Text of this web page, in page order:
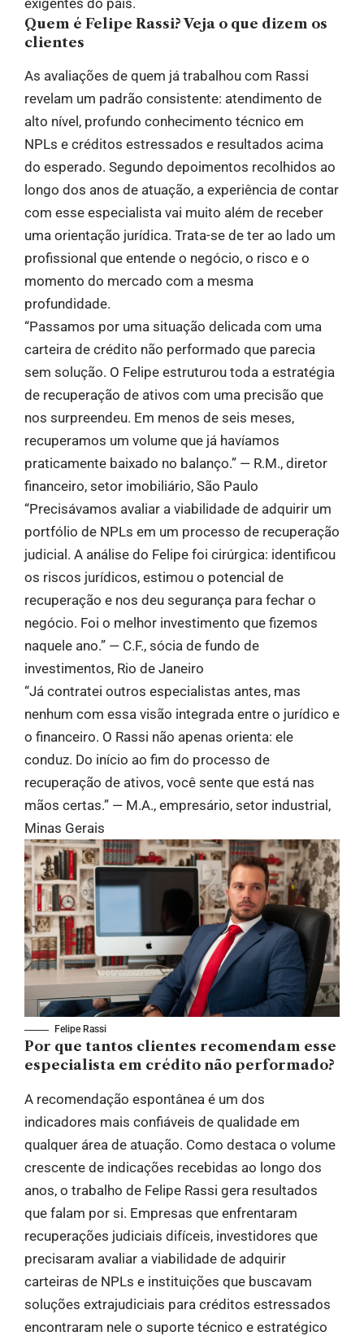
Quem é Felipe Rassi? Veja o que dizem os
clientes
As avaliações de quem já trabalhou com Rassi
revelam um padrão consistente: atendimento de
alto nível, profundo conhecimento técnico em
NPLs e créditos estressados e resultados acima
do esperado. Segundo depoimentos recolhidos ao
longo dos anos de atuação, a experiência de contar
com esse especialista vai muito além de receber
uma orientação jurídica. Trata-se de ter ao lado um
profissional que entende o negócio, o risco e o
momento do mercado com a mesma
profundidade.
“Passamos por uma situação delicada com uma
carteira de crédito não performado que parecia
sem solução. O Felipe estruturou toda a estratégia
de recuperação de ativos com uma precisão que
nos surpreendeu. Em menos de seis meses,
recuperamos um volume que já havíamos
praticamente baixado no balanço.” — R.M., diretor
financeiro, setor imobiliário, São Paulo
“Precisávamos avaliar a viabilidade de adquirir um
portfólio de NPLs em um processo de recuperação
judicial. A análise do Felipe foi cirúrgica: identificou
os riscos jurídicos, estimou o potencial de
recuperação e nos deu segurança para fechar o
negócio. Foi o melhor investimento que fizemos
naquele ano.” — C.F., sócia de fundo de
investimentos, Rio de Janeiro
“Já contratei outros especialistas antes, mas
nenhum com essa visão integrada entre o jurídico e
o financeiro. O Rassi não apenas orienta: ele
conduz. Do início ao fim do processo de
recuperação de ativos, você sente que está nas
mãos certas.” — M.A., empresário, setor industrial,
Minas Gerais
Felipe Rassi
Por que tantos clientes recomendam esse
especialista em crédito não performado?
A recomendação espontânea é um dos
indicadores mais confiáveis de qualidade em
qualquer área de atuação. Como destaca o volume
crescente de indicações recebidas ao longo dos
anos, o trabalho de Felipe Rassi gera resultados
que falam por si. Empresas que enfrentaram
recuperações judiciais difíceis, investidores que
precisaram avaliar a viabilidade de adquirir
carteiras de NPLs e instituições que buscavam
soluções extrajudiciais para créditos estressados
encontraram nele o suporte técnico e estratégico